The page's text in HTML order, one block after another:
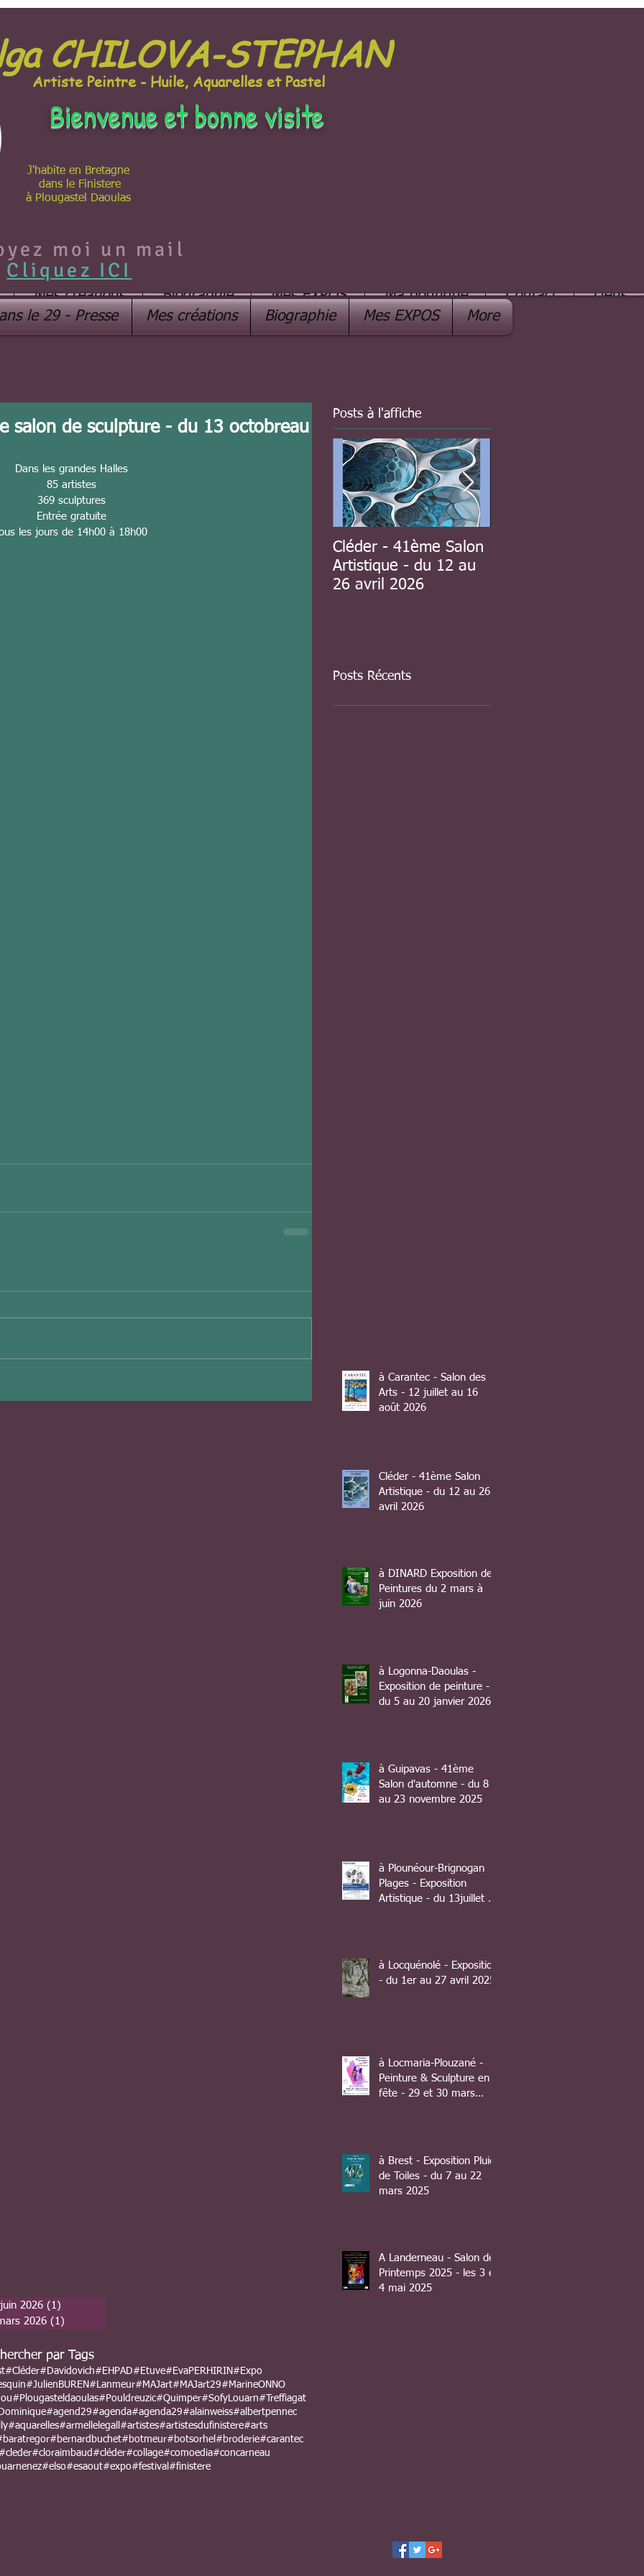
CHILOVA-STEPHAN
Artiste Peintre - Huile, Aquarelles et Pastel
J'habite en Bretagne
dans le Finistere
à Plougastel Daoulas
Bienvenue et bonne visite
moi un mail
Cliquez ICI
Mes créations Biographie Mes EXPOS Ma boutique Contact
Liens
le 29 - Presse Mes créations Biographie Mes EXPOS More
salon de sculpture - du 13 octobreau
Dans les grandes Halles
85 artistes
369 sculptures
Entrée gratuite
les jours de 14h00 à 18h00
juin 2026 (1)
2026 (1)
Posts à l'affiche
Cléder - 41ème Salon
Artistique - du 12 au
26 avril 2026
Posts Récents
à Carantec - Salon des
Arts - 12 juillet au 16
août 2026
Cléder - 41ème Salon
Artistique - du 12 au 26
avril 2026
à DINARD Exposition de
Peintures du 2 mars à
juin 2026
à Logonna-Daoulas -
Exposition de peinture -
du 5 au 20 janvier 2026
à Guipavas - 41ème
Salon d'automne - du 8
au 23 novembre 2025
à Plounéour-Brignogan
Plages - Exposition
Artistique - du 13juillet au
à Locquénolé - Exposition
- du 1er au 27 avril 2025
à Locmaria-Plouzané -
Peinture & Sculpture en
fête - 29 et 30 mars
à Brest - Exposition Pluie
de Toiles - du 7 au 22
mars 2025
A Landerneau - Salon de
Printemps 2025 - les 3 et
4 mai 2025
par Tags
#Cléder#Davidovich#EHPAD#Etuve#EvaPERHIRIN #Expo
#JulienBUREN #Lanmeur#MAJart#MAJart29#MarineONNO
#Plougasteldaoulas#Pouldreuzic#Quimper#SofyLouarn#Treffiagat
#agend29#agenda#agenda29#alainweiss#albertpennec
#aquarelles#armellelegall #artistes#artistesdufinistere#arts
#bernardbuchet#botmeur#botsorhel #broderie#carantec
#cleder#cloraimbaud #cléder#collage#comoedia#concarneau
#elso#esaout#expo#festival #finistere